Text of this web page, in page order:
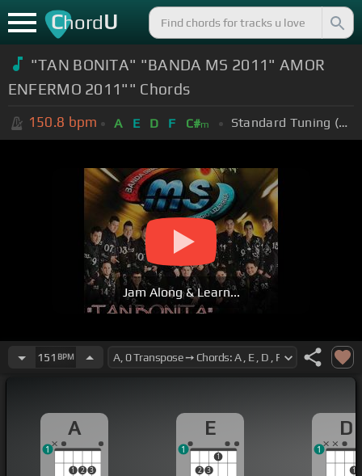
ChordU
"TAN BONITA" "BANDA MS 2011" AMOR
ENFERMO 2011"" Chords
150.8 bpm A E D F C#m Standard Tuning (EADGBE)
Jam Along & Learn...
151 BPM
A
1 2 3
1
E
2 3
1
1
D
1
1